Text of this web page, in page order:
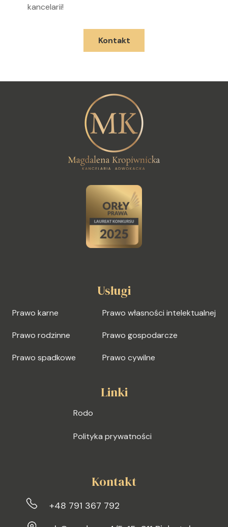
kancelarii!
Kontakt
Usługi
Prawo karne
Prawo rodzinne
Prawo spadkowe
Prawo własności intelektualnej
Prawo gospodarcze
Prawo cywilne
Linki
Rodo
Polityka prywatności
Kontakt
+48 791 367 792